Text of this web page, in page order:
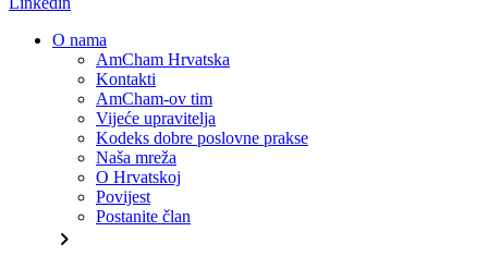
O nama
AmCham Hrvatska
Kontakti
AmCham-ov tim
Vijeće upravitelja
Kodeks dobre poslovne prakse
Naša mreža
O Hrvatskoj
Povijest
Postanite član
chevron_right